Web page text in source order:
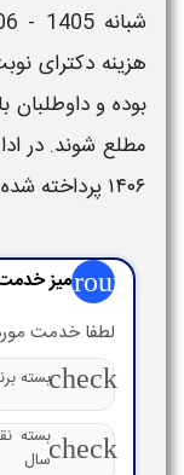
دکترای نوبت دوم
و داوطلبان باید
شوند. در ادامه به
پرداخته شده است.
میز خدمت
لطفا خدمت مورد نظر
checkبسته برنزی (15 دقیقه ای) شهریه دکتری شبانه سال
checkسال